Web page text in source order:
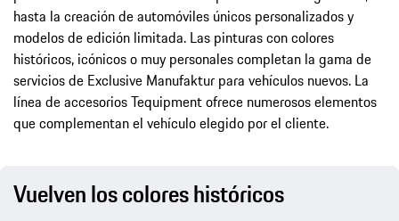
hasta la creación de automóviles únicos personalizados y
modelos de edición limitada. Las pinturas con colores
históricos, icónicos o muy personales completan la gama de
servicios de Exclusive Manufaktur para vehículos nuevos. La
línea de accesorios Tequipment ofrece numerosos elementos
que complementan el vehículo elegido por el cliente.
Vuelven los colores históricos